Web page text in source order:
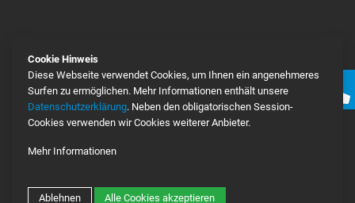
Montag - Freitag
09:00 - 18:00 Uhr
Samstag
Cookie Hinweis
Diese Webseite verwendet Cookies, um Ihnen ein angenehmeres
Surfen zu ermöglichen. Mehr Informationen enthält unsere
Datenschutzerklärung. Neben den obligatorischen Session-
Cookies verwenden wir Cookies weiterer Anbieter.
Mehr Informationen
Ablehnen
Alle Cookies akzeptieren